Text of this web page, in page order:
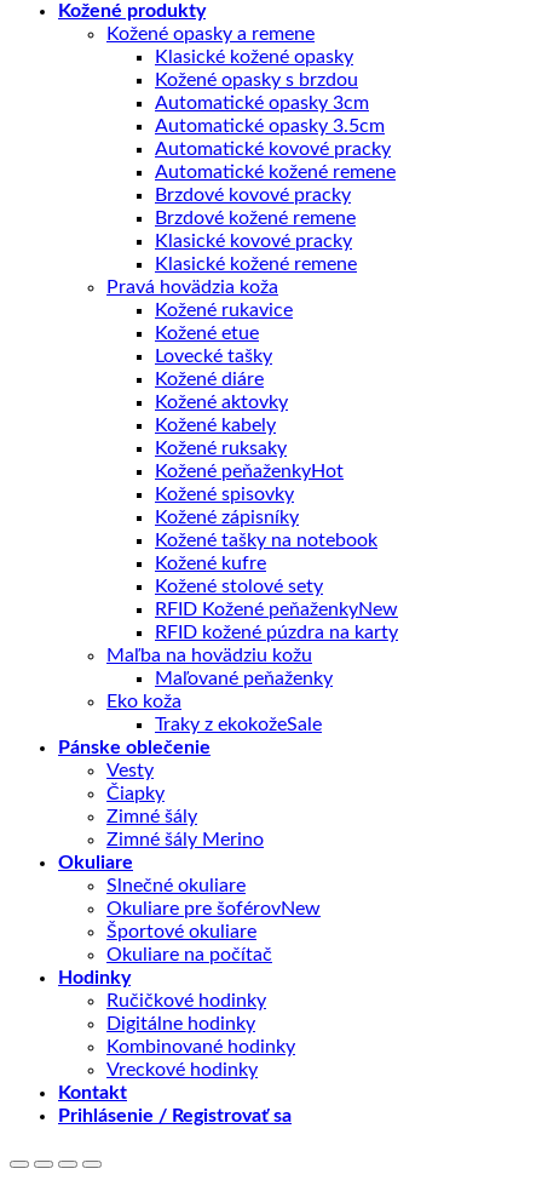
Kožené produkty
Kožené opasky a remene
Klasické kožené opasky
Kožené opasky s brzdou
Automatické opasky 3cm
Automatické opasky 3.5cm
Automatické kovové pracky
Automatické kožené remene
Brzdové kovové pracky
Brzdové kožené remene
Klasické kovové pracky
Klasické kožené remene
Pravá hovädzia koža
Kožené rukavice
Kožené etue
Lovecké tašky
Kožené diáre
Kožené aktovky
Kožené kabely
Kožené ruksaky
Kožené peňaženky
Kožené spisovky
Kožené zápisníky
Kožené tašky na notebook
Kožené kufre
Kožené stolové sety
RFID Kožené peňaženky
RFID kožené púzdra na karty
Maľba na hovädziu kožu
Maľované peňaženky
Eko koža
Traky z ekokože
Pánske oblečenie
Vesty
Čiapky
Zimné šály
Zimné šály Merino
Okuliare
Slnečné okuliare
Okuliare pre šoférov
Športové okuliare
Okuliare na počítač
Hodinky
Ručičkové hodinky
Digitálne hodinky
Kombinované hodinky
Vreckové hodinky
Kontakt
Prihlásenie / Registrovať sa